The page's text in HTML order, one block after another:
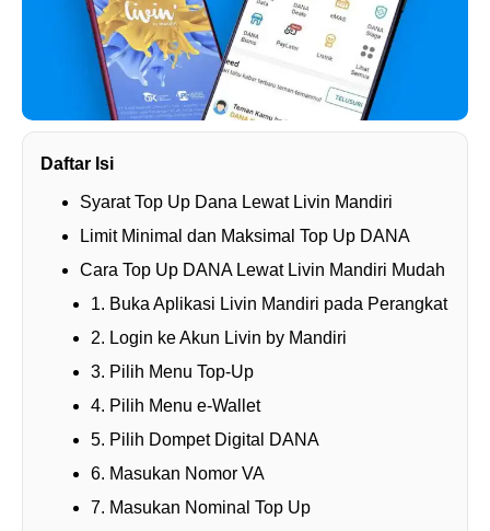
Daftar Isi
Syarat Top Up Dana Lewat Livin Mandiri
Limit Minimal dan Maksimal Top Up DANA
Cara Top Up DANA Lewat Livin Mandiri Mudah
1. Buka Aplikasi Livin Mandiri pada Perangkat
2. Login ke Akun Livin by Mandiri
3. Pilih Menu Top-Up
4. Pilih Menu e-Wallet
5. Pilih Dompet Digital DANA
6. Masukan Nomor VA
7. Masukan Nominal Top Up